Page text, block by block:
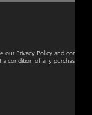
our Privacy Policy and consent to
condition of any purchase.